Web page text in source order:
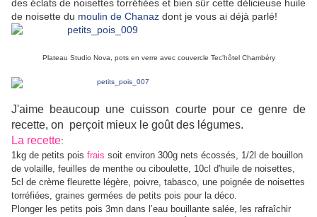
des éclats de noisettes torréfiées et bien sûr cette délicieuse huile
de noisette du moulin de Chanaz dont je vous ai déjà parlé!
Plateau Studio Nova, pots en verre avec couvercle Tec'hôtel Chambéry
J'aime beaucoup une cuisson courte pour ce genre de
recette, on perçoit mieux le goût des légumes.
La recette:
1kg de petits pois frais soit environ 300g nets écossés, 1/2l de bouillon
de volaille, feuilles de menthe ou ciboulette, 10cl d'huile de noisettes,
5cl de crème fleurette légère, poivre, tabasco, une poignée de noisettes
torréfiées, graines germées de petits pois pour la déco.
Plonger les petits pois 3mn dans l’eau bouillante salée, les rafraîchir